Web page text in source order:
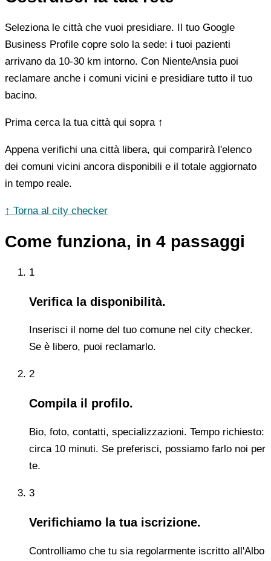
Seleziona le città che vuoi presidiare. Il tuo Google
Business Profile copre solo la sede: i tuoi pazienti
arrivano da 10-30 km intorno. Con NienteAnsia puoi
reclamare anche i comuni vicini e presidiare tutto il tuo
bacino.
Prima cerca la tua città qui sopra ↑
Appena verifichi una città libera, qui comparirà l'elenco
dei comuni vicini ancora disponibili e il totale aggiornato
in tempo reale.
↑ Torna al city checker
Come funziona, in 4 passaggi
1
Verifica la disponibilità.
Inserisci il nome del tuo comune nel city checker.
Se è libero, puoi reclamarlo.
2
Compila il profilo.
Bio, foto, contatti, specializzazioni. Tempo richiesto:
circa 10 minuti. Se preferisci, possiamo farlo noi per
te.
3
Verifichiamo la tua iscrizione.
Controlliamo che tu sia regolarmente iscritto all'Albo